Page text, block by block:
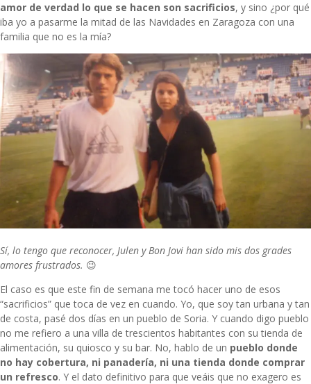
amor de verdad lo que se hacen son sacrificios, y sino ¿por qué
iba yo a pasarme la mitad de las Navidades en Zaragoza con una
familia que no es la mía?
Sí, lo tengo que reconocer, Julen y Bon Jovi han sido mis dos grades
amores frustrados. 😉
El caso es que este fin de semana me tocó hacer uno de esos
“sacrificios” que toca de vez en cuando. Yo, que soy tan urbana y tan
de costa, pasé dos días en un pueblo de Soria. Y cuando digo pueblo
no me refiero a una villa de trescientos habitantes con su tienda de
alimentación, su quiosco y su bar. No, hablo de un pueblo donde
no hay cobertura, ni panadería, ni una tienda donde comprar
un refresco. Y el dato definitivo para que veáis que no exagero es